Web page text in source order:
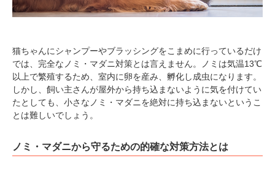
猫ちゃんにシャンプーやブラッシングをこまめに行っているだけ
では、完全なノミ・マダニ対策とは言えません。ノミは気温13℃
以上で繁殖するため、室内に卵を産み、孵化し成虫になります。
しかし、飼い主さんが屋外から持ち込まないように気を付けてい
たとしても、小さなノミ・マダニを絶対に持ち込まないというこ
とは難しいでしょう。
ノミ・マダニから守るための的確な対策方法とは